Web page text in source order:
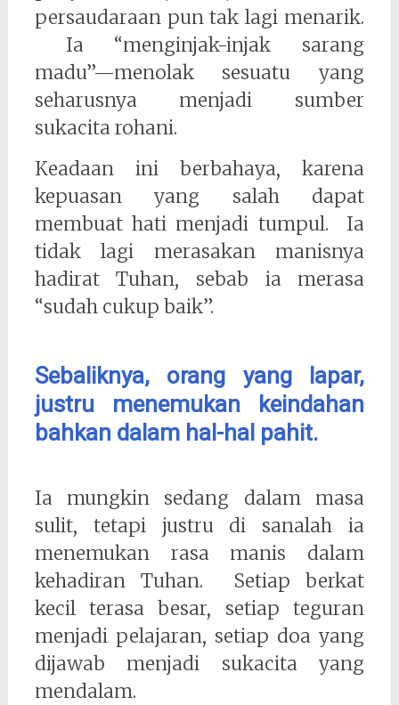
persaudaraan pun tak lagi menarik.
Ia “menginjak-injak sarang
madu”—menolak sesuatu yang
seharusnya menjadi sumber
sukacita rohani.
Keadaan ini berbahaya, karena
kepuasan yang salah dapat
membuat hati menjadi tumpul. Ia
tidak lagi merasakan manisnya
hadirat Tuhan, sebab ia merasa
“sudah cukup baik”.
Sebaliknya, orang yang lapar,
justru menemukan keindahan
bahkan dalam hal-hal pahit.
Ia mungkin sedang dalam masa
sulit, tetapi justru di sanalah ia
menemukan rasa manis dalam
kehadiran Tuhan. Setiap berkat
kecil terasa besar, setiap teguran
menjadi pelajaran, setiap doa yang
dijawab menjadi sukacita yang
mendalam.